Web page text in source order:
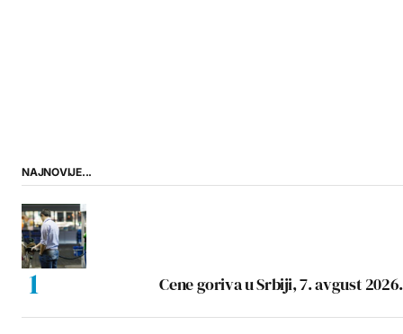
NAJNOVIJE...
Cene goriva u Srbiji, 7. avgust 2026.